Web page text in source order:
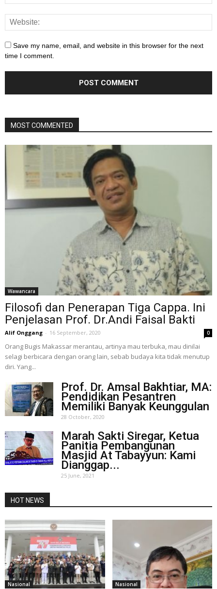
Save my name, email, and website in this browser for the next
time I comment.
MOST COMMENTED
Wawancara
Filosofi dan Penerapan Tiga Cappa. Ini
Penjelasan Prof. Dr.Andi Faisal Bakti
Alif Onggang - 16 September, 2020 0
Orang Bugis Makassar merantau, artinya mau terbuka, mau dinilai
selagi berbicara dengan orang lain, sebab budaya kita tidak menutup
diri. Yang...
Prof. Dr. Amsal Bakhtiar, MA:
Pendidikan Pesantren
Memiliki Banyak Keunggulan
28 October, 2020
Marah Sakti Siregar, Ketua
Panitia Pembangunan
Masjid At Tabayyun: Kami
Dianggap...
25 June, 2021
HOT NEWS
Nasional Nasional